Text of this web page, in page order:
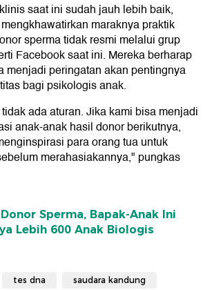
saat ini sudah jauh lebih baik,
maraknya praktik
sperma tidak resmi melalui grup
Facebook saat ini. Mereka berharap
menjadi peringatan akan pentingnya
bagi psikologis anak.
ada aturan. Jika kami bisa menjadi
anak-anak hasil donor berikutnya,
para orang tua untuk
merahasiakannya," pungkas
Sperma, Bapak-Anak Ini
Lebih 600 Anak Biologis
tes dna saudara kandung